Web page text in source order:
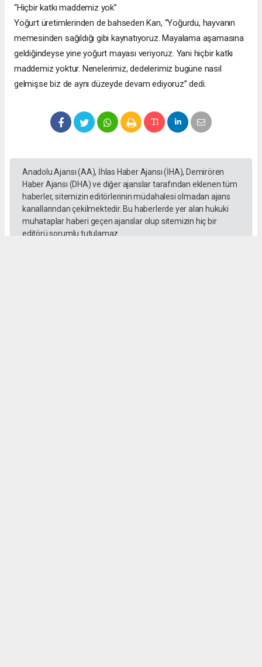
“Hiçbir katkı maddemiz yok”
Yoğurt üretimlerinden de bahseden Kan, “Yoğurdu, hayvanın
memesinden sağıldığı gibi kaynatıyoruz. Mayalama aşamasına
geldiğindeyse yine yoğurt mayası veriyoruz. Yani hiçbir katkı
maddemiz yoktur. Nenelerimiz, dedelerimiz bugüne nasıl
gelmişse biz de aynı düzeyde devam ediyoruz” dedi.
Anadolu Ajansı (AA), İhlas Haber Ajansı (İHA), Demirören
Haber Ajansı (DHA) ve diğer ajanslar tarafından eklenen tüm
haberler, sitemizin editörlerinin müdahalesi olmadan ajans
kanallarından çekilmektedir. Bu haberlerde yer alan hukuki
muhataplar haberi geçen ajanslar olup sitemizin hiç bir
editörü sorumlu tutulamaz...